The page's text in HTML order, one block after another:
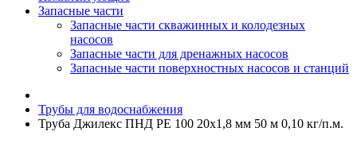
Запасные части
Запасные части скважинных и колодезных
насосов
Запасные части для дренажных насосов
Запасные части поверхностных насосов и станций
Трубы для водоснабжения
Труба Джилекс ПНД PE 100 20х1,8 мм 50 м 0,10 кг/п.м.